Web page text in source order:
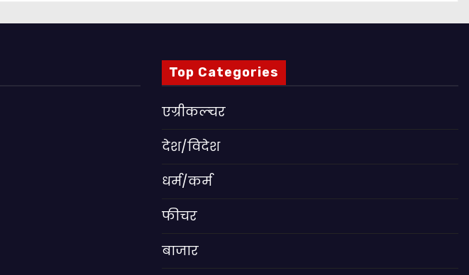
Top Categories
एग्रीकल्चर
देश/विदेश
धर्म/कर्म
फीचर
बाजार